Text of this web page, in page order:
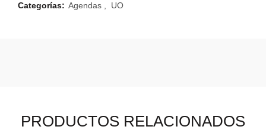
Categorías: Agendas UO
PRODUCTOS RELACIONADOS